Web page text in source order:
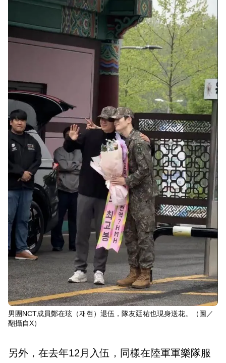
男團NCT成員鄭在玹（재현）退伍，隊友廷祐也現身送花。（圖／
翻攝自X）
另外，在去年12月入伍，同樣在陸軍軍樂隊服